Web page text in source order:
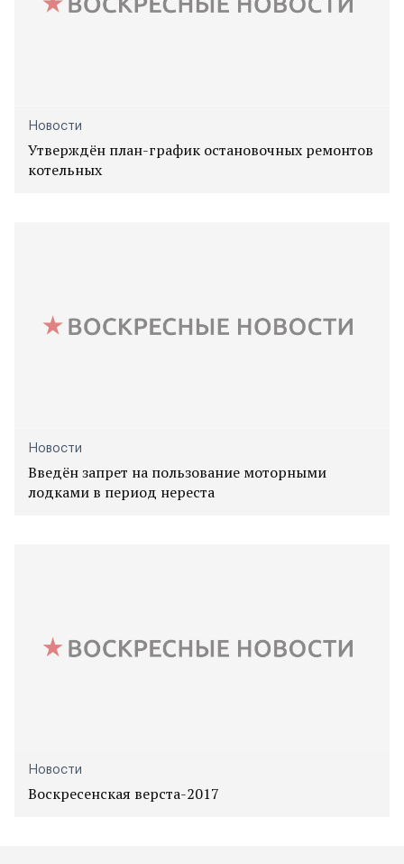
Новости
Утверждён план-график остановочных ремонтов
котельных
Новости
Введён запрет на пользование моторными
лодками в период нереста
Новости
Воскресенская верста-2017